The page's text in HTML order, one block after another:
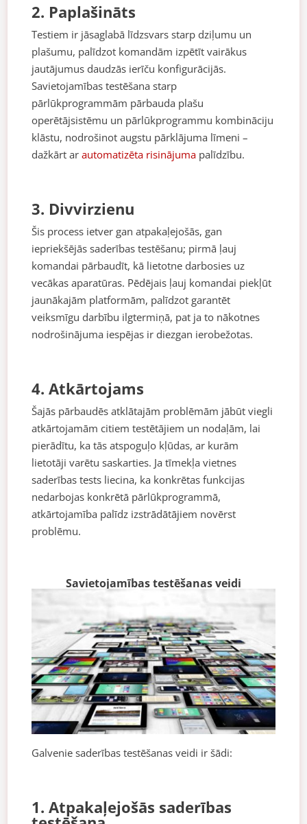
2. Paplašināts
Testiem ir jāsaglabā līdzsvars starp dziļumu un
plašumu, palīdzot komandām izpētīt vairākus
jautājumus daudzās ierīču konfigurācijās.
Savietojamības testēšana starp
pārlūkprogrammām pārbauda plašu
operētājsistēmu un pārlūkprogrammu kombināciju
klāstu, nodrošinot augstu pārklājuma līmeni –
dažkārt arautomatizēta risinājuma palīdzību.
3. Divvirzienu
Šis process ietver gan atpakaļejošās, gan
iepriekšējās saderības testēšanu; pirmā ļauj
komandai pārbaudīt, kā lietotne darbosies uz
vecākas aparatūras. Pēdējais ļauj komandai piekļūt
jaunākajām platformām, palīdzot garantēt
veiksmīgu darbību ilgtermiņā, pat ja to nākotnes
nodrošinājuma iespējas ir diezgan ierobežotas.
4. Atkārtojams
Šajās pārbaudēs atklātajām problēmām jābūt viegli
atkārtojamām citiem testētājiem un nodaļām, lai
pierādītu, ka tās atspoguļo kļūdas, ar kurām
lietotāji varētu saskarties. Ja tīmekļa vietnes
saderības tests liecina, ka konkrētas funkcijas
nedarbojas konkrētā pārlūkprogrammā,
atkārtojamība palīdz izstrādātājiem novērst
problēmu.
Savietojamības testēšanas veidi
Galvenie saderības testēšanas veidi ir šādi:
1. Atpakaļejošās saderības